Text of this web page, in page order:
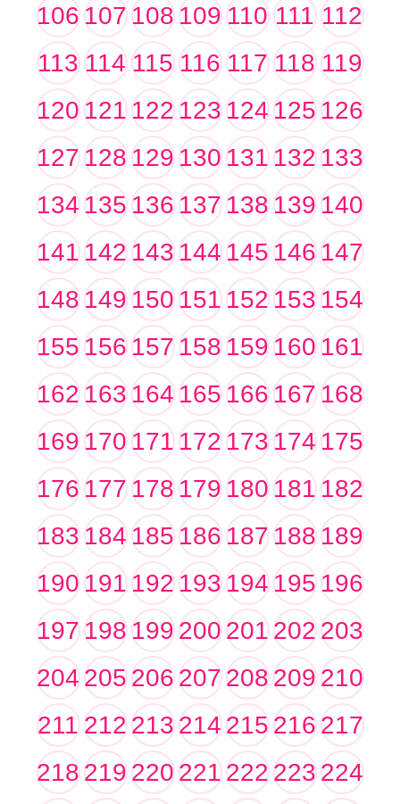
106107108109110 111 112
113 114 115 116 117 118 119
120121122123124125126
127128129130131132133
134135136137138139140
141142143144145146147
148149150151152153154
155156157158159160161
162163164165166167168
169170171172173174175
176177178179180181182
183184185186187188189
190191192193194195196
197198199200201202203
204205206207208209210
211212213214215216217
218219220221222223224